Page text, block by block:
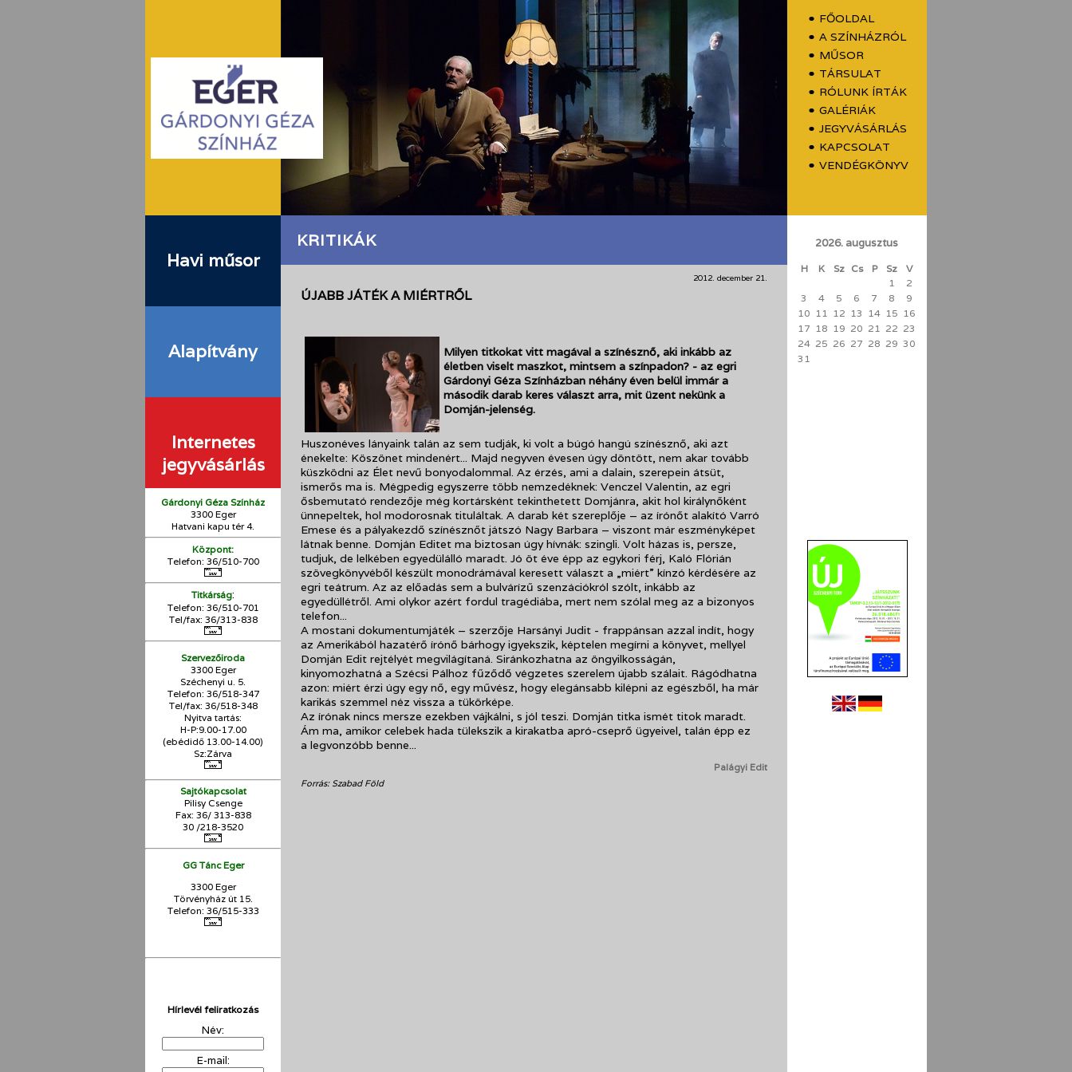
FŐOLDAL
A SZÍNHÁZRÓL
MŰSOR
TÁRSULAT
RÓLUNK ÍRTÁK
GALÉRIÁK
JEGYVÁSÁRLÁS
KAPCSOLAT
VENDÉGKÖNYV
Havi műsor
Alapítvány
Internetes
jegyvásárlás
Gárdonyi Géza Színház
3300 Eger
Hatvani kapu tér 4.
Központ:
Telefon: 36/510-700
Titkárság:
Telefon: 36/510-701
Tel/fax: 36/313-838
Szervezőiroda
3300 Eger
Széchenyi u. 5.
Telefon: 36/518-347
Tel/fax: 36/518-348
Nyitva tartás:
H-P:9.00-17.00
(ebédidő 13.00-14.00)
Sz:Zárva
Sajtókapcsolat
Pilisy Csenge
Fax: 36/ 313-838
30 /218-3520
GG Tánc Eger
3300 Eger
Törvényház út 15.
Telefon: 36/515-333
Hírlevél feliratkozás
Név:
E-mail:
KRITIKÁK
2012. december 21.
ÚJABB JÁTÉK A MIÉRTRŐL
Milyen titkokat vitt magával a színésznő, aki inkább az
életben viselt maszkot, mintsem a színpadon? - az egri
Gárdonyi Géza Színházban néhány éven belül immár a
második darab keres választ arra, mit üzent nekünk a
Domján-jelenség.
Huszonéves lányaink talán az sem tudják, ki volt a búgó hangú színésznő, aki azt
énekelte: Köszönet mindenért... Majd negyven évesen úgy döntött, nem akar tovább
küszködni az Élet nevű bonyodalommal. Az érzés, ami a dalain, szerepein átsüt,
ismerős ma is. Mégpedig egyszerre több nemzedéknek: Venczel Valentin, az egri
ősbemutató rendezője még kortársként tekinthetett Domjánra, akit hol királynőként
ünnepeltek, hol modorosnak tituláltak. A darab két szereplője – az írónőt alakító Varró
Emese és a pályakezdő színésznőt játszó Nagy Barbara – viszont már eszményképet
látnak benne. Domján Editet ma biztosan úgy hívnák: szingli. Volt házas is, persze,
tudjuk, de lelkében egyedülálló maradt. Jó öt éve épp az egykori férj, Kaló Flórián
szövegkönyvéből készült monodrámával keresett választ a „miért” kínzó kérdésére az
egri teátrum. Az az előadás sem a bulvárízű szenzációkról szólt, inkább az
egyedüllétről. Ami olykor azért fordul tragédiába, mert nem szólal meg az a bizonyos
telefon...
A mostani dokumentumjáték – szerzője Harsányi Judit - frappánsan azzal indít, hogy
az Amerikából hazatérő írónő bárhogy igyekszik, képtelen megírni a könyvet, mellyel
Domján Edit rejtélyét megvilágítaná. Siránkozhatna az öngyilkosságán,
kinyomozhatná a Szécsi Pálhoz fűződő végzetes szerelem újabb szálait. Rágódhatna
azon: miért érzi úgy egy nő, egy művész, hogy elegánsabb kilépni az egészből, ha már
karikás szemmel néz vissza a tükörképe.
Az írónak nincs mersze ezekben vájkálni, s jól teszi. Domján titka ismét titok maradt.
Ám ma, amikor celebek hada tülekszik a kirakatba apró-cseprő ügyeivel, talán épp ez
a legvonzóbb benne...
Palágyi Edit
Forrás: Szabad Föld
2026. augusztus
H K Sz Cs P Sz
V
1
2
3
4 5 6 7 8
9
10 11 12 13 14 15 16
17 18 19 20 21 22 23
24 25 26 27 28 29 30
31